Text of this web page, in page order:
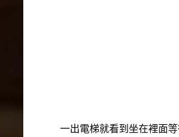
一出電梯就看到坐在裡面